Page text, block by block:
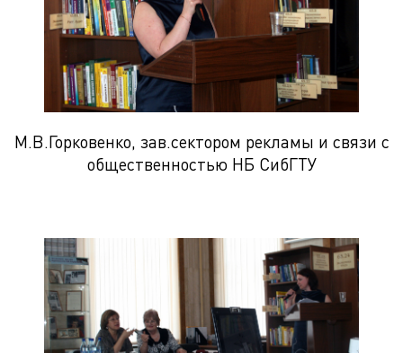
М.В.Горковенко, зав.сектором рекламы и связи с
общественностью НБ СибГТУ